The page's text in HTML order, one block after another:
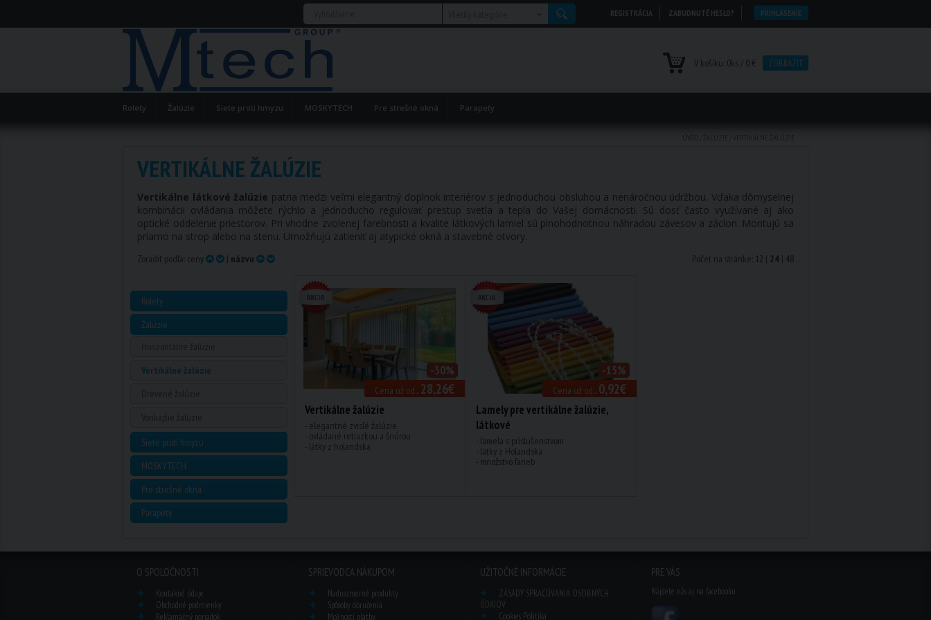
REGISTRÁCIA ZABUDNUTÉ HESLO? PRIHLÁSENIE
V košíku: 0ks / 0 € ZOBRAZIŤ
Rolety Žalúzie Siete proti hmyzu MOSKYTECH Pre strešné okná Parapety
VERTIKÁLNE ŽALÚZIE
Vertikálne látkové žalúzie patria medzi veľmi elegantný doplnok interiérov s jednoduchou obsluhou a nenáročnou údržbou. Vďaka dômyselnej
kombinácii ovládania môžete rýchlo a jednoducho regulovať prestup svetla a tepla do Vašej domácnosti. Sú dosť často využívané aj ako
optické oddelenie priestorov. Pri vhodne zvolenej farebnosti a kvalite látkových lamiel sú plnohodnotnou náhradou závesov a záclon. Montujú sa
priamo na strop alebo na stenu. Umožňujú zatieniť aj atypické okná a stavebné otvory.
Zoradiť podľa: ceny | názvu Počet na stránke: 12 | 24 | 48
Rolety
Žalúzie
Vertikálne žalúzie
Siete proti hmyzu
MOSKYTECH
Pre strešné okná
Parapety
Cena už od...28,26€
-30%
Vertikálne žalúzie
- elegantné zvislé žalúzie
- ovládané retiazkou a šnúrou
- látky z holandska
Cena už od...0,92€
-15%
Lamely pre vertikálne žalúzie,
látkové
- lamela s príslušenstvom
- látky z Holandska
- množstvo farieb
O SPOLOČNOSTI
Kontakné údaje
Obchodné podmienky
Reklamačný poriadok
SPRIEVODCA NÁKUPOM
Nadrozmerné produkty
Spôsoby doručenia
Možnosti platby
UŽITOČNÉ INFORMÁCIE
ZÁSADY SPRACÚVANIA OSOBNÝCH
ÚDAJOV
Cookies Politika
PRE VÁS
Nájdete nás aj na facebooku